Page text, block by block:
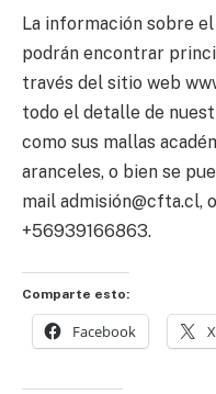
La información sobre
podrán encontrar
través del sitio web
todo el detalle de
como sus mallas
aranceles, o bien se
mail admisión@cfta.cl,
+56939166863.
Comparte esto:
Facebook X